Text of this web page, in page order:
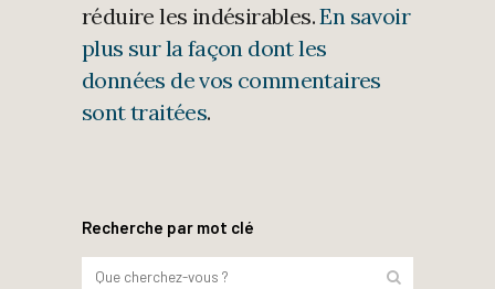
réduire les indésirables.En savoir
plus sur la façon dont les
données de vos commentaires
sont traitées.
Recherche par mot clé